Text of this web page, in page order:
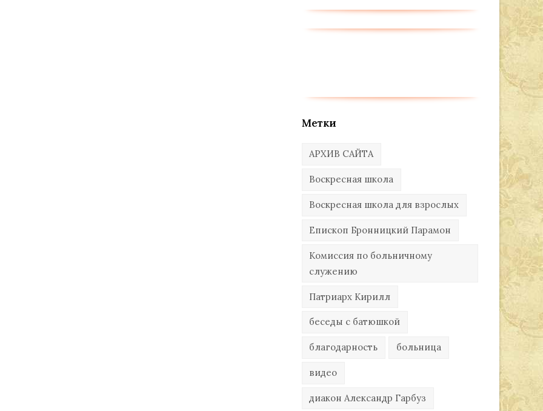
Метки
АРХИВ САЙТА
Воскресная школа
Воскресная школа для взрослых
Епископ Бронницкий Парамон
Комиссия по больничному
служению
Патриарх Кирилл
беседы с батюшкой
благодарность больница
видео
диакон Александр Гарбуз